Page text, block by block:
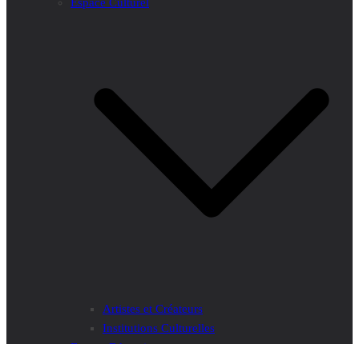
Artistes et Créateurs
Institutions Culturelles